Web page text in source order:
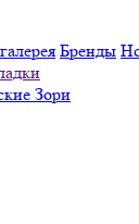
Бренды
Зори